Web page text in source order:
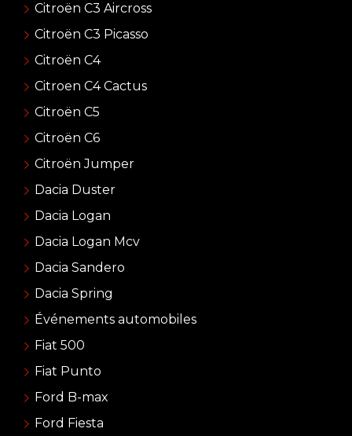
Citroën C3 Aircross
Citroën C3 Picasso
Citroën C4
Citroen C4 Cactus
Citroën C5
Citroën C6
Citroën Jumper
Dacia Duster
Dacia Logan
Dacia Logan Mcv
Dacia Sandero
Dacia Spring
Événements automobiles
Fiat 500
Fiat Punto
Ford B-max
Ford Fiesta